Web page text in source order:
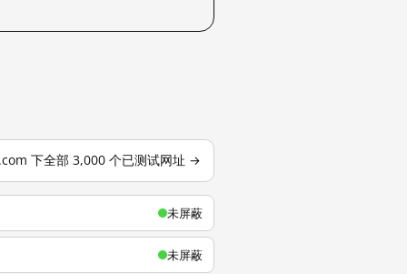
下全部 3,000 个已测试网址 →
未屏蔽
未屏蔽